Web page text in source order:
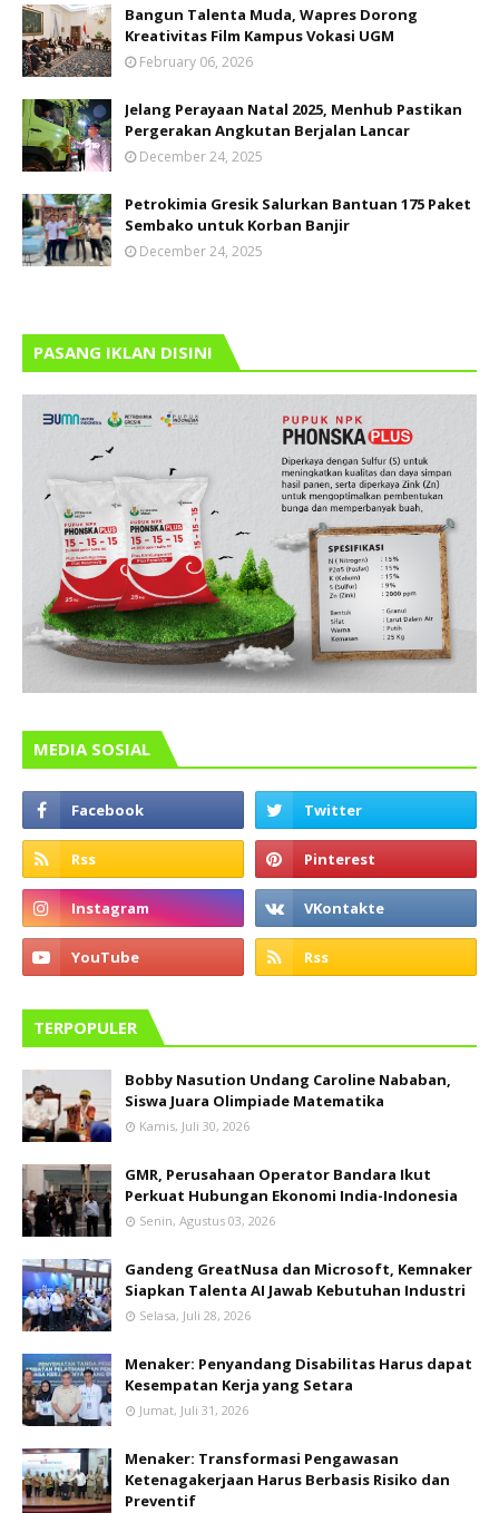
Bangun Talenta Muda, Wapres Dorong
Kreativitas Film Kampus Vokasi UGM
February 06, 2026
Jelang Perayaan Natal 2025, Menhub Pastikan
Pergerakan Angkutan Berjalan Lancar
December 24, 2025
Petrokimia Gresik Salurkan Bantuan 175 Paket
Sembako untuk Korban Banjir
December 24, 2025
PASANG IKLAN DISINI
MEDIA SOSIAL
TERPOPULER
Bobby Nasution Undang Caroline Nababan,
Siswa Juara Olimpiade Matematika
Kamis, Juli 30, 2026
GMR, Perusahaan Operator Bandara Ikut
Perkuat Hubungan Ekonomi India-Indonesia
Senin, Agustus 03, 2026
Gandeng GreatNusa dan Microsoft, Kemnaker
Siapkan Talenta AI Jawab Kebutuhan Industri
Selasa, Juli 28, 2026
Menaker: Penyandang Disabilitas Harus dapat
Kesempatan Kerja yang Setara
Jumat, Juli 31, 2026
Menaker: Transformasi Pengawasan
Ketenagakerjaan Harus Berbasis Risiko dan
Preventif